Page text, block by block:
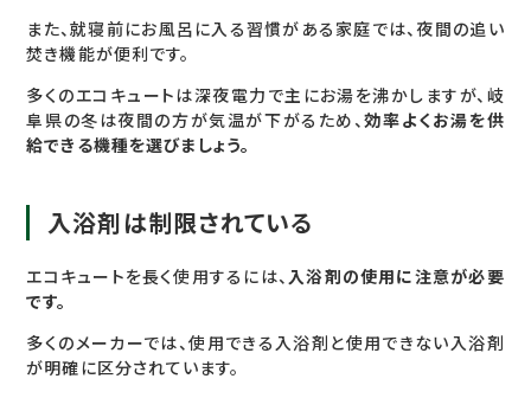
また、就寝前にお風呂に入る習慣がある家庭では、夜間の追い
焚き機能が便利です。
多くのエコキュートは深夜電力で主にお湯を沸かしますが、岐
阜県の冬は夜間の方が気温が下がるため、効率よくお湯を供
給できる機種を選びましょう。
入浴剤は制限されている
エコキュートを長く使用するには、入浴剤の使用に注意が必要
です。
多くのメーカーでは、使用できる入浴剤と使用できない入浴剤
が明確に区分されています。